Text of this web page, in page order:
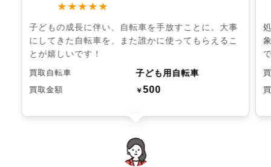
★★★★★
子どもの成長に伴い、自転車を手放すことに。大事
にしてきた自転車を、また誰かに使ってもらえるこ
とが嬉しいです！
買取自転車 子ども用自転車
買取金額 ￥500
chevron_left chevron_right